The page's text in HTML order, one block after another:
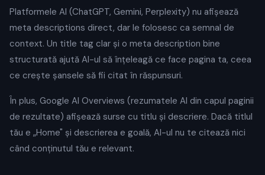
Platformele AI (ChatGPT, Gemini, Perplexity) nu afișează
meta descriptions direct, dar le folosesc ca semnal de
context. Un title tag clar și o meta description bine
structurată ajută AI-ul să înțeleagă ce face pagina ta, ceea
ce crește șansele să fii citat în răspunsuri.
În plus, Google AI Overviews (rezumatele AI din capul paginii
de rezultate) afișează surse cu titlu și descriere. Dacă titlul
tău e „Home" și descrierea e goală, AI-ul nu te citează nici
când conținutul tău e relevant.